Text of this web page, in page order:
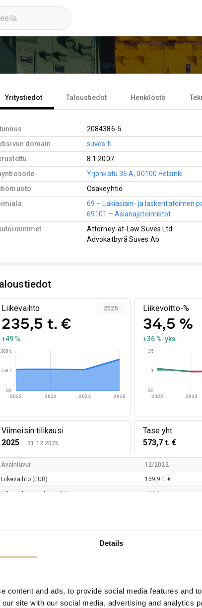
Details
content and ads, to provide social media features and
site with our social media, advertising and analytics
Yritystiedot Taloustiedot Henkilöstö
2084386-5
domain
suves.fi
8.1.2007
Yrjönkatu 36 A, 00100 Helsinki
Osakeyhtiö
69 – Lakiasiain- ja laskentatoimen
69101 – Asianajotoimistot
Attorney-at-Law Suves Ltd
Advokatbyrå Suves Ab
Liikevaihto
235,5 t. €
+49 %
2025
2022 2023 2024 2025
0,0
150 t.
300 t.
Liikevoitto-%
34,5 %
+36 %-yks.
2022 2023
-35
0
35
Viimeisin tilikausi
2025
31.12.2025
Tase yht.
573,7 t. €
Avainluvut 12/2022
Liikevaihto (EUR) 159,9 t. €
Liikevaihdon kehitys (%) −30 %